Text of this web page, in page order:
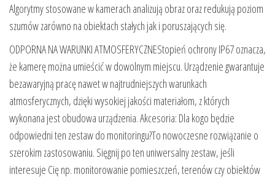
Algorytmy stosowane w kamerach analizują obraz oraz redukują poziom
szumów zarówno na obiektach stałych jak i poruszających się.
ODPORNA NA WARUNKI ATMOSFERYCZNEStopień ochrony IP67 oznacza,
że ​​kamerę można umieścić w dowolnym miejscu. Urządzenie gwarantuje
bezawaryjną pracę nawet w najtrudniejszych warunkach
atmosferycznych, dzięki wysokiej jakości materiałom, z których
wykonana jest obudowa urządzenia. Akcesoria: Dla kogo będzie
odpowiedni ten zestaw do monitoringu?To nowoczesne rozwiązanie o
szerokim zastosowaniu. Sięgnij po ten uniwersalny zestaw, jeśli
interesuje Cię np. monitorowanie pomieszczeń, terenów czy obiektów